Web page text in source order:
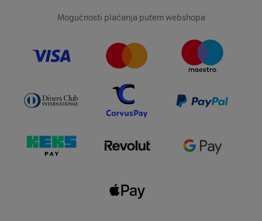
Mogućnosti plaćanja putem webshopa